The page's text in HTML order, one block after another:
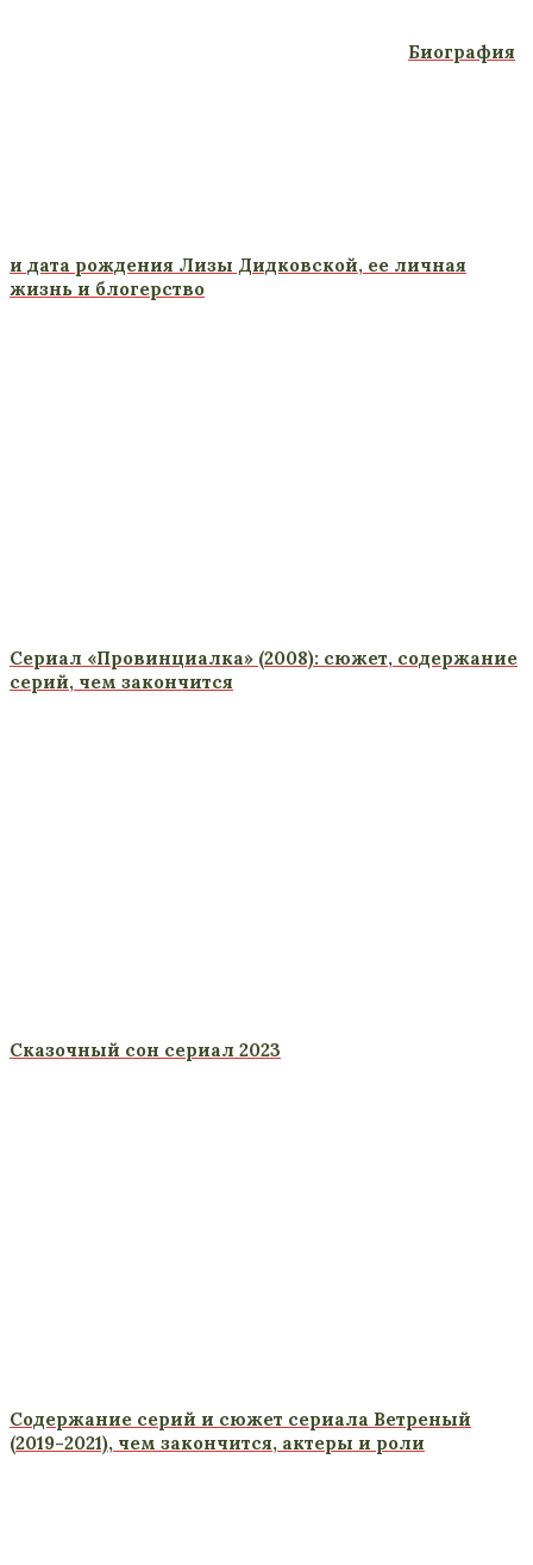
Биография
и дата рождения Лизы Дидковской, ее личная
жизнь и блогерство
Сериал «Провинциалка» (2008): сюжет, содержание
серий, чем закончится
Сказочный сон сериал 2023
Содержание серий и сюжет сериала Ветреный
(2019-2021), чем закончится, актеры и роли